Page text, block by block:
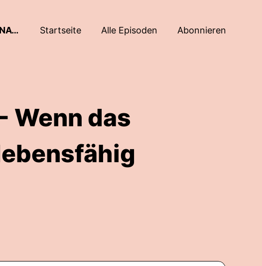
MUTTERGEFÜHLE - DER TALK ÜBER TABUS IN DER SCHWANGERSCHAFT UND NACH DER GEBURT Startseite Alle Episoden Abonnieren
Wenn das